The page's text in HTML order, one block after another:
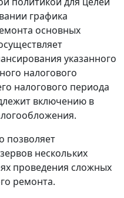
графика
основных
указанного
налогового
налогового периода
включению в
позволяет
нескольких
проведения сложных
ремонта.